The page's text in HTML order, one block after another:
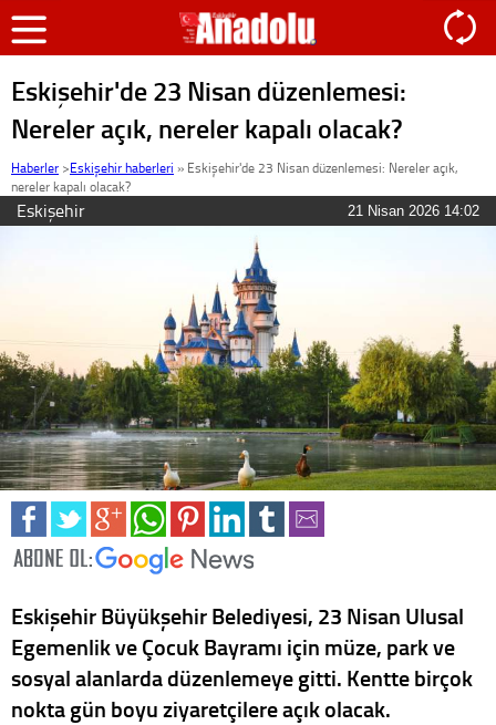
Eskişehir'de 23 Nisan düzenlemesi:
Nereler açık, nereler kapalı olacak?
Haberler >Eskişehir haberleri » Eskişehir'de 23 Nisan düzenlemesi: Nereler açık,
nereler kapalı olacak?
Eskişehir 21 Nisan 2026 14:02
Eskişehir Büyükşehir Belediyesi, 23 Nisan Ulusal
Egemenlik ve Çocuk Bayramı için müze, park ve
sosyal alanlarda düzenlemeye gitti. Kentte birçok
nokta gün boyu ziyaretçilere açık olacak.